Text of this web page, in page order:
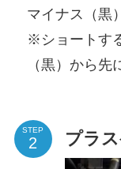
マイナス（黒
※ショートす
（黒）から先
STEP プラ